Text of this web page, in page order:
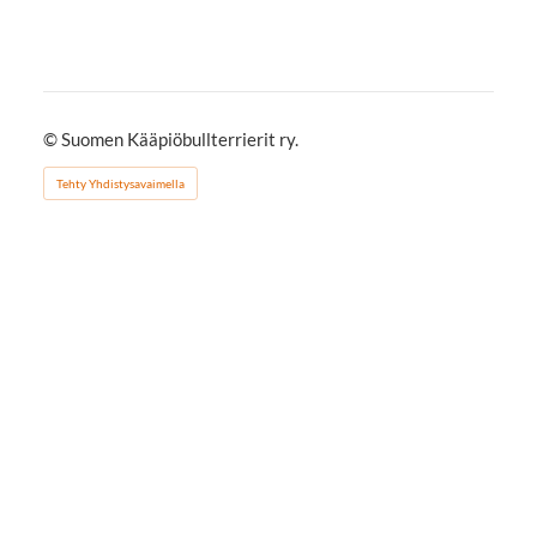
©Suomen Kääpiöbullterrierit ry.
Tehty Yhdistysavaimella